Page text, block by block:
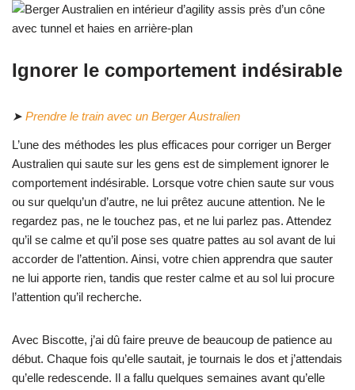
Ignorer le comportement indésirable
➤ Prendre le train avec un Berger Australien
L’une des méthodes les plus efficaces pour corriger un Berger
Australien qui saute sur les gens est de simplement ignorer le
comportement indésirable. Lorsque votre chien saute sur vous
ou sur quelqu’un d’autre, ne lui prêtez aucune attention. Ne le
regardez pas, ne le touchez pas, et ne lui parlez pas. Attendez
qu’il se calme et qu’il pose ses quatre pattes au sol avant de lui
accorder de l’attention. Ainsi, votre chien apprendra que sauter
ne lui apporte rien, tandis que rester calme et au sol lui procure
l’attention qu’il recherche.
Avec Biscotte, j’ai dû faire preuve de beaucoup de patience au
début. Chaque fois qu’elle sautait, je tournais le dos et j’attendais
qu’elle redescende. Il a fallu quelques semaines avant qu’elle